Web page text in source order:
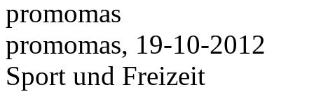
promomas, 19-10-2012
Sport und Freizeit